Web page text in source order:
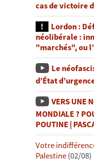
cas de victoire
Lordon :
néolibérale :
"marchés", ou
Le
d’État
VERS UNE
MONDIALE ?
POUTINE |
Votre
Palestine(02/08)